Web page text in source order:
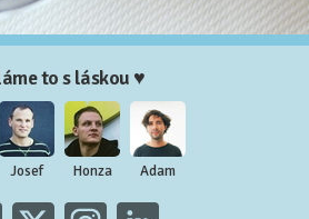
to s láskou ♥
Josef Honza Adam